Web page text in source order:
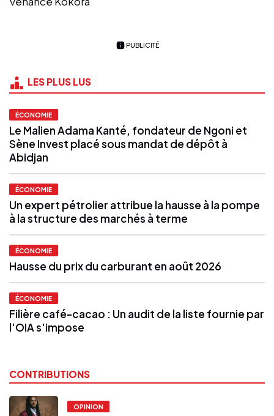
PUBLICITÉ
LES PLUS LUS
ÉCONOMIE
Le Malien Adama Kanté, fondateur de Ngoni et
Sène Invest placé sous mandat de dépôt à
Abidjan
ÉCONOMIE
Un expert pétrolier attribue la hausse à la pompe
à la structure des marchés à terme
ÉCONOMIE
Hausse du prix du carburant en août 2026
ÉCONOMIE
Filière café-cacao : Un audit de la liste fournie par
l'OIA s'impose
CONTRIBUTIONS
OPINION